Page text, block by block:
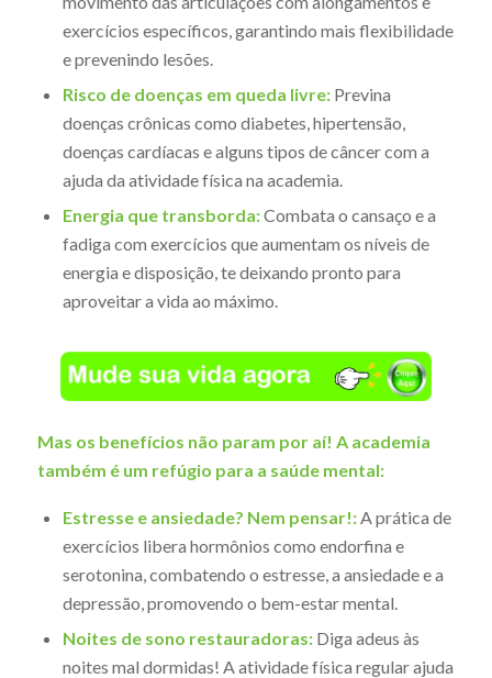
exercícios específicos, garantindo mais flexibilidade
e prevenindo lesões.
Risco de doenças em queda livre:Previna
doenças crônicas como diabetes, hipertensão,
doenças cardíacas e alguns tipos de câncer com a
ajuda da atividade física na academia.
Energia que transborda:Combata o cansaço e a
fadiga com exercícios que aumentam os níveis de
energia e disposição, te deixando pronto para
aproveitar a vida ao máximo.
Mas os benefícios não param por aí! A academia
também é um refúgio para a saúde mental:
Estresse e ansiedade? Nem pensar!:A prática de
exercícios libera hormônios como endorfina e
serotonina, combatendo o estresse, a ansiedade e a
depressão, promovendo o bem-estar mental.
Noites de sono restauradoras:Diga adeus às
noites mal dormidas! A atividade física regular ajuda